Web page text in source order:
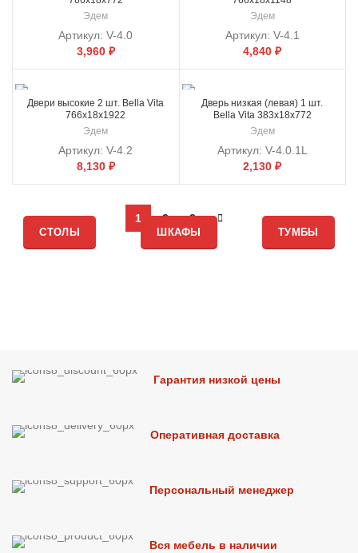
Эдем
Артикул:V-4.0
3,960 ₽
Эдем
Артикул: V-4.1
4,840₽
Двери высокие 2 шт. Bella Vita
766x18x1922
Эдем
Артикул:V-4.2
8,130 ₽
Дверь низкая (левая) 1 шт.
Bella Vita 383x18x772
Эдем
Артикул: V-4.0.1L
2,130₽
1 2 3
СТОЛЫ ШКАФЫ ТУМБЫ
Гарантия низкой цены
Оперативная доставка
Персональный менеджер
Вся мебель в наличии